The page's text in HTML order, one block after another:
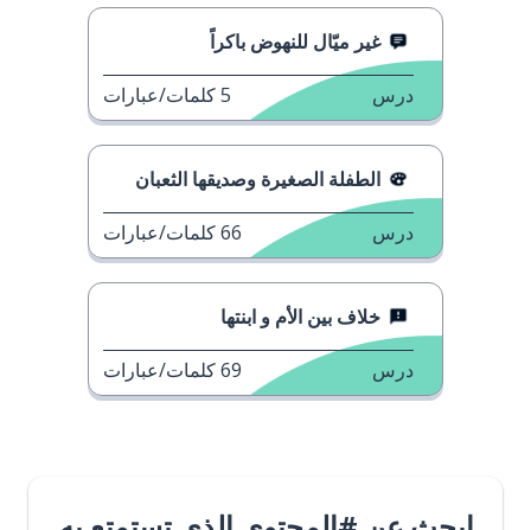
غير ميّال للنهوض باكراً
درس 5كلمات/عبارات
الطفلة الصغيرة وصديقها الثعبان
درس 66كلمات/عبارات
خلاف بين الأم و ابنتها
درس 69كلمات/عبارات